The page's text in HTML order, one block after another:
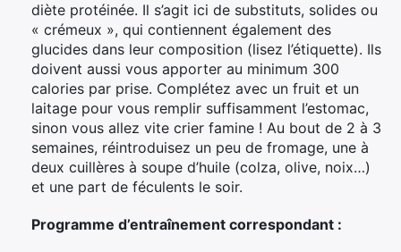
diète protéinée. Il s’agit ici de substituts, solides ou
« crémeux », qui contiennent également des
glucides dans leur composition (lisez l’étiquette). Ils
doivent aussi vous apporter au minimum 300
calories par prise. Complétez avec un fruit et un
laitage pour vous remplir suffisamment l’estomac,
sinon vous allez vite crier famine ! Au bout de 2 à 3
semaines, réintroduisez un peu de fromage, une à
deux cuillères à soupe d’huile (colza, olive, noix…)
et une part de féculents le soir.
Programme d’entraînement correspondant :